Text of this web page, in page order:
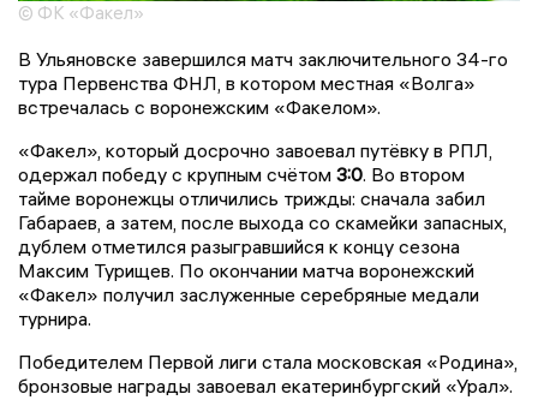
© ФК «Факел»
В Ульяновске завершился матч заключительного 34-го
тура Первенства ФНЛ, в котором местная «Волга»
встречалась с воронежским «Факелом».
«Факел», который досрочно завоевал путёвку в РПЛ,
одержал победу с крупным счётом 3:0. Во втором
тайме воронежцы отличились трижды: сначала забил
Габараев, а затем, после выхода со скамейки запасных,
дублем отметился разыгравшийся к концу сезона
Максим Турищев. По окончании матча воронежский
«Факел» получил заслуженные серебряные медали
турнира.
Победителем Первой лиги стала московская «Родина»,
бронзовые награды завоевал екатеринбургский «Урал».